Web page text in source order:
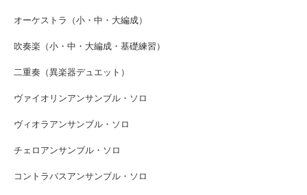
オーケストラ（小・中・大編成）
吹奏楽（小・中・大編成・基礎練習）
二重奏（異楽器デュエット）
ヴァイオリンアンサンブル・ソロ
ヴィオラアンサンブル・ソロ
チェロアンサンブル・ソロ
コントラバスアンサンブル・ソロ